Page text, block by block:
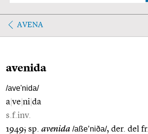
AVENA
avenida
/ave'nida/
a ve ni da
s.f.inv.
1949; sp. avenida /aße’niða/, der. del fr.